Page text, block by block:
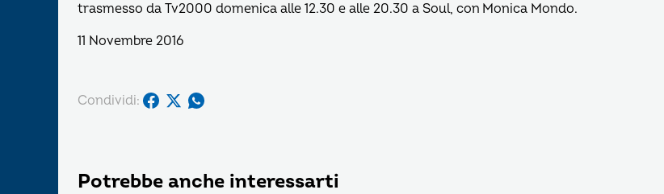
trasmesso da Tv2000 domenica alle 12.30 e alle 20.30 a Soul, con Monica Mondo.
11 Novembre 2016
Condividi:
Potrebbe anche interessarti